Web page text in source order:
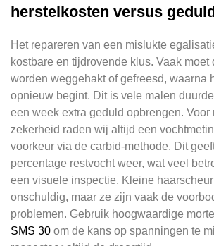
herstelkosten versus geduld
Het repareren van een mislukte
kostbare en tijdrovende klus. Vaak
worden weggehakt of gefreesd, waarna
opnieuw begint. Dit is vele malen
een week extra geduld opbrengen. Voor
zekerheid raden wij altijd een
voorkeur via de carbid-methode. Dit
percentage restvocht weer, wat veel
een visuele inspectie. Kleine
onschuldig, maar ze zijn vaak de
problemen. Gebruik hoogwaardige
SMS 30 om de kans op spanningen te